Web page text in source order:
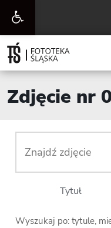
Otwórz
pasek
narzędzi
Zdjęcie nr
Wyszukaj po: tytule,